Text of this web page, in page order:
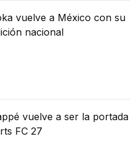
vuelve a México con su
nacional
vuelve a ser la portada
FC 27